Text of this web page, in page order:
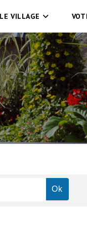
LE VILLAGE